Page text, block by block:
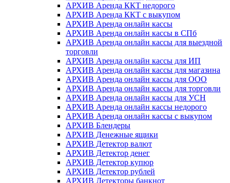
АРХИВ Аренда ККТ недорого
АРХИВ Аренда ККТ с выкупом
АРХИВ Аренда онлайн кассы
АРХИВ Аренда онлайн кассы в СПб
АРХИВ Аренда онлайн кассы для выездной
торговли
АРХИВ Аренда онлайн кассы для ИП
АРХИВ Аренда онлайн кассы для магазина
АРХИВ Аренда онлайн кассы для ООО
АРХИВ Аренда онлайн кассы для торговли
АРХИВ Аренда онлайн кассы для УСН
АРХИВ Аренда онлайн кассы недорого
АРХИВ Аренда онлайн кассы с выкупом
АРХИВ Блендеры
АРХИВ Денежные ящики
АРХИВ Детектор валют
АРХИВ Детектор денег
АРХИВ Детектор купюр
АРХИВ Детектор рублей
АРХИВ Детекторы банкнот